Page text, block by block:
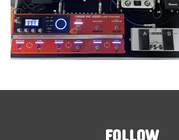
FOLLOW